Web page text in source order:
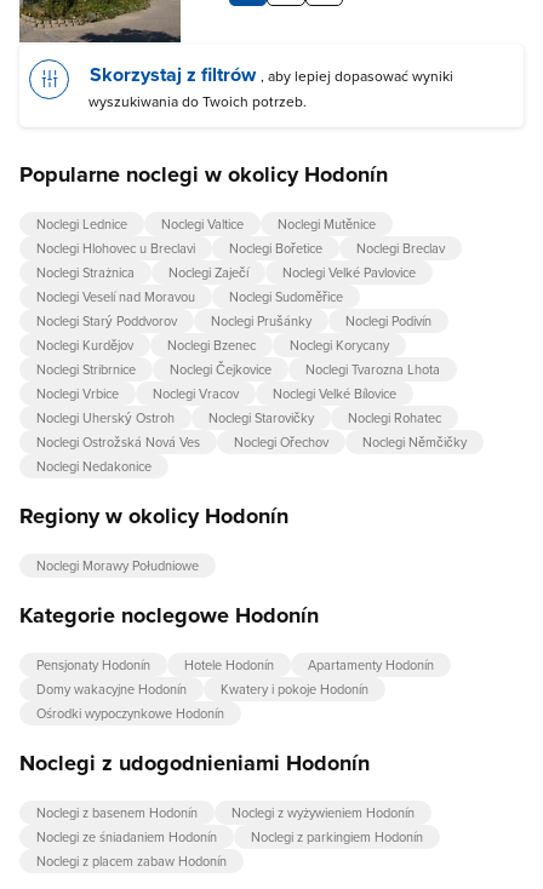
Skorzystaj z filtrów , aby lepiej dopasować wyniki
wyszukiwania do Twoich potrzeb.
Popularne noclegi w okolicy Hodonín
Noclegi Lednice Noclegi Valtice
Noclegi Mutěnice
Noclegi Hlohovec u Breclavi
Noclegi Bořetice
Noclegi Breclav
Noclegi Strażnica
Noclegi Zaječí
Noclegi Velké Pavlovice
Noclegi Veselí nad Moravou
Noclegi Sudoměřice
Noclegi Starý Poddvorov
Noclegi Prušánky
Noclegi Podivín
Noclegi Kurdějov
Noclegi Bzenec
Noclegi Korycany
Noclegi Stribrnice
Noclegi Čejkovice
Noclegi Tvarozna Lhota
Noclegi Vrbice
Noclegi Vracov
Noclegi Velké Bílovice
Noclegi Uherský Ostroh
Noclegi Starovičky
Noclegi Rohatec
Noclegi Ostrožská Nová Ves
Noclegi Ořechov
Noclegi Němčičky
Noclegi Nedakonice
Regiony w okolicy Hodonín
Noclegi Morawy Południowe
Kategorie noclegowe Hodonín
Pensjonaty Hodonín Hotele Hodonín
Apartamenty Hodonín
Domy wakacyjne Hodonín
Kwatery i pokoje Hodonín
Ośrodki wypoczynkowe Hodonín
Noclegi z udogodnieniami Hodonín
Noclegi z basenem Hodonín
Noclegi z wyżywieniem Hodonín
Noclegi ze śniadaniem Hodonín
Noclegi z parkingiem Hodonín
Noclegi z placem zabaw Hodonín